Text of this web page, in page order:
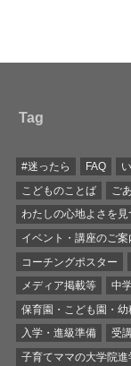
Tag
#迷ったら FAQ
こどものことば
ご
わたしの心地よさを見
イベント・講座のご案
コーチングポスター
メディア掲載等
中
保育園・こども園・
入学・進級準備
受
子育てママの大学院進